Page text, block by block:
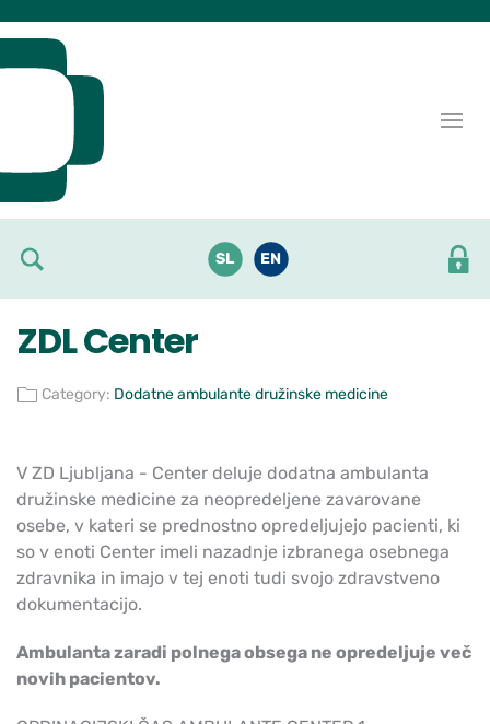
SL EN
ZDL Center
Category: Dodatne ambulante družinske medicine
V ZD Ljubljana - Center deluje dodatna ambulanta
družinske medicine za neopredeljene zavarovane
osebe, v kateri se prednostno opredeljujejo pacienti, ki
so v enoti Center imeli nazadnje izbranega osebnega
zdravnika in imajo v tej enoti tudi svojo zdravstveno
dokumentacijo.
Ambulanta zaradi polnega obsega ne opredeljuje več
novih pacientov.